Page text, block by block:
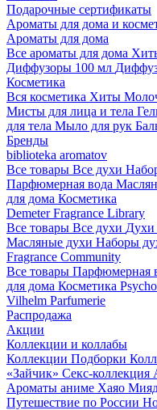
Подарочные сертификаты
Ароматы для дома и
Ароматы для дома
Все ароматы для дома
Диффузоры 100 мл
Косметика
Вся косметика Хиты
Мисты для лица и тела
для тела Мыло для рук
Бренды
biblioteka aromatov
Все товары Все духи
Парфюмерная вода
для дома Косметика
Demeter Fragrance Library
Все товары Все духи Духи
Масляные духи Наборы
Fragrance Community
Все товары Парфюмерная
для дома Косметика
Vilhelm Parfumerie
Распродажа
Акции
Коллекции и коллабы
Коллекции Подборки
«Зайчик» Секс-коллекция
Ароматы аниме Хаяо
Путешествие по России